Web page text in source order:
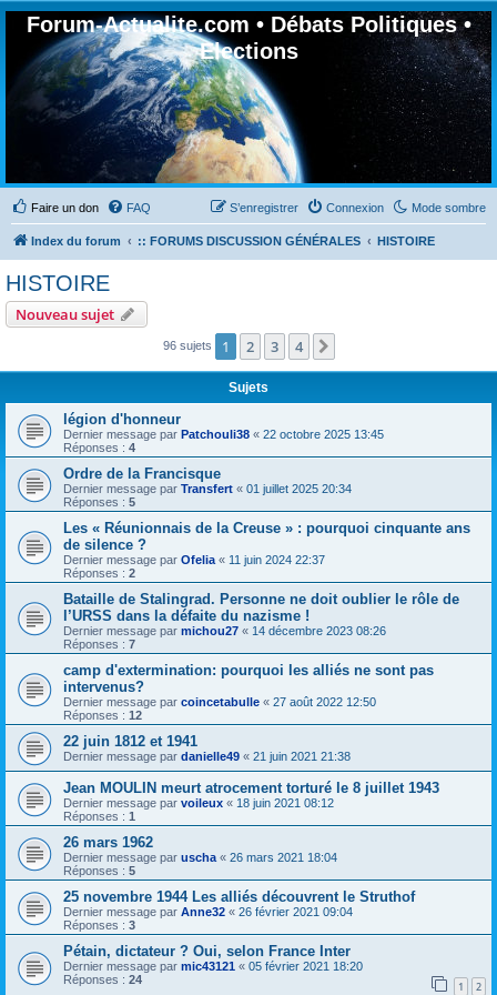
Forum-Actualite.com • Débats Politiques •
Elections
Faire un don Mode sombre
FAQ Connexion
S’enregistrer
Index du forum :: FORUMS DISCUSSION GÉNÉRALES HISTOIRE
HISTOIRE
Nouveau sujet
96 sujets 1 2 3 4
Sujets
légion d'honneur
Dernier message par Patchouli38 « 22 octobre 2025 13:45
Réponses : 4
Ordre de la Francisque
Dernier message par Transfert « 01 juillet 2025 20:34
Réponses : 5
Les « Réunionnais de la Creuse » : pourquoi cinquante ans
de silence ?
Dernier message par Ofelia « 11 juin 2024 22:37
Réponses : 2
Bataille de Stalingrad. Personne ne doit oublier le rôle de
l’URSS dans la défaite du nazisme !
Dernier message par michou27 « 14 décembre 2023 08:26
Réponses : 7
camp d'extermination: pourquoi les alliés ne sont pas
intervenus?
Dernier message par coincetabulle « 27 août 2022 12:50
Réponses : 12
22 juin 1812 et 1941
Dernier message par danielle49 « 21 juin 2021 21:38
Jean MOULIN meurt atrocement torturé le 8 juillet 1943
Dernier message par voileux « 18 juin 2021 08:12
Réponses : 1
26 mars 1962
Dernier message par uscha « 26 mars 2021 18:04
Réponses : 5
25 novembre 1944 Les alliés découvrent le Struthof
Dernier message par Anne32 « 26 février 2021 09:04
Réponses : 3
Pétain, dictateur ? Oui, selon France Inter
Dernier message par mic43121 « 05 février 2021 18:20
Réponses : 24 1 2